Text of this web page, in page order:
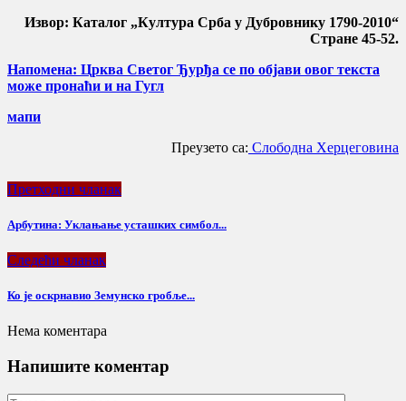
Извор: Каталог „Култура Срба у Дубровнику 1790-2010“
Стране 45-52.
Напомена: Црква Светог Ђурђа се по објави овог текста
може пронаћи и на Гугл
мапи
Преузето са: Слободна Херцеговина
Претходни чланак
Арбутина: Уклањање усташких симбол...
Следећи чланак
Ко је оскрнавио Земунско гробље...
Нема коментара
Напишите коментар